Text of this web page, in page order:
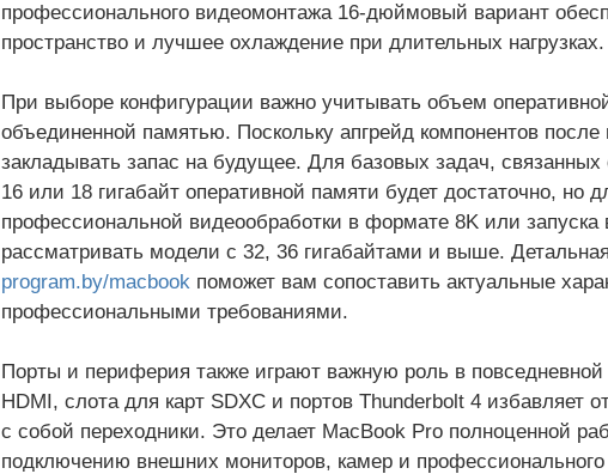
профессионального видеомонтажа 16-дюймовый вариант
пространство и лучшее охлаждение при длительных нагрузках.
При выборе конфигурации важно учитывать объем
объединенной памятью. Поскольку апгрейд компонентов
закладывать запас на будущее. Для базовых задач,
16 или 18 гигабайт оперативной памяти будет достаточно, но
профессиональной видеообработки в формате 8K или
рассматривать модели с 32, 36 гигабайтами и выше.
program.by/macbookпоможет вам сопоставить актуальные
профессиональными требованиями.
Порты и периферия также играют важную роль в
HDMI, слота для карт SDXC и портов Thunderbolt 4 избавляет
с собой переходники. Это делает MacBook Pro полноценной
подключению внешних мониторов, камер и